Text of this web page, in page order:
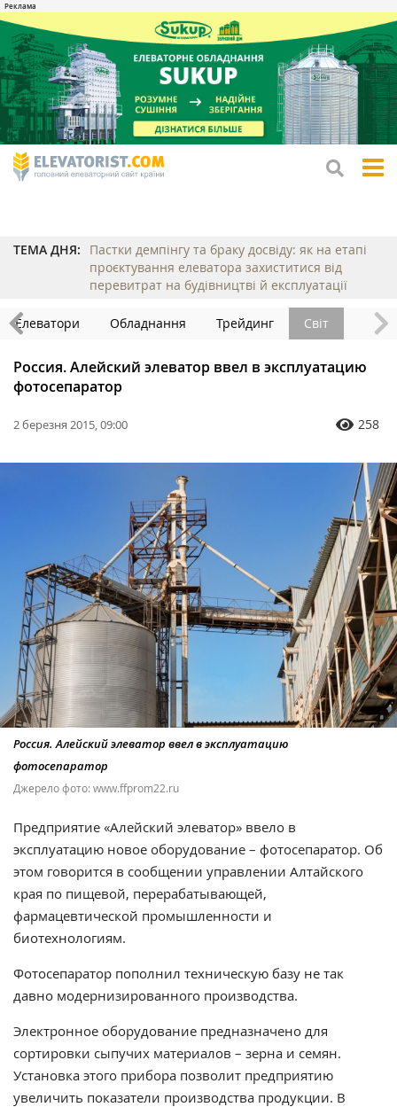
ТЕМА ДНЯ:
Пастки демпінгу та браку досвіду: як на етапі
проєктування елеватора захиститися від
перевитрат на будівництві й експлуатації
Елеватори Обладнання Трейдинг Світ
Россия. Алейский элеватор ввел в эксплуатацию
фотосепаратор
2 березня 2015, 09:00 258
Россия. Алейский элеватор ввел в эксплуатацию
фотосепаратор
Джерело фото: www.ffprom22.ru
Предприятие «Алейский элеватор» ввело в
эксплуатацию новое оборудование – фотосепаратор. Об
этом говорится в сообщении управлении Алтайского
края по пищевой, перерабатывающей,
фармацевтической промышленности и
биотехнологиям.
Фотосепаратор пополнил техническую базу не так
давно модернизированного производства.
Электронное оборудование предназначено для
сортировки сыпучих материалов – зерна и семян.
Установка этого прибора позволит предприятию
увеличить показатели производства продукции. В